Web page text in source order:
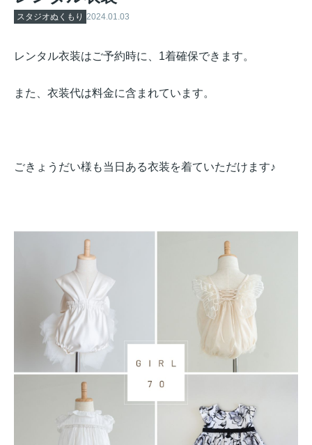
スタジオぬくもり 2024.01.03
レンタル衣装はご予約時に、1着確保できます。
また、衣装代は料金に含まれています。
ごきょうだい様も当日ある衣装を着ていただけます♪